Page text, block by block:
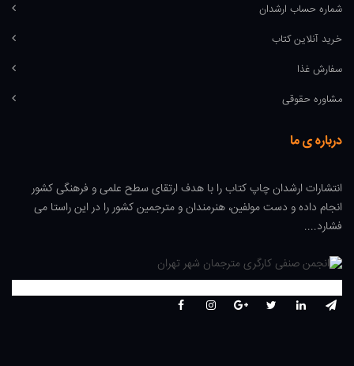
شماره حساب ارشدان
خرید آنلاین کتاب
سفارش غذا
مشاوره حقوقی
درباره ی ما
انتشارات ارشدان چاپ کتاب را با هدف ارتقای سطح علمی و فرهنگی کشور
انجام داده و دست مولفین، هنرمندان و مترجمین کشور را در این راستا می
فشارد....